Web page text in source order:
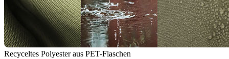
Recyceltes Polyester aus PET-Flaschen